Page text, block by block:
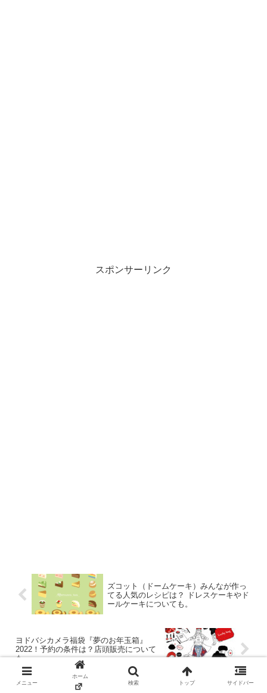
スポンサーリンク
ズコット（ドームケーキ）みんなが作っ
てる人気のレシピは？ ドレスケーキやド
ールケーキについても。
ヨドバシカメラ福袋『夢のお年玉箱』
2022！予約の条件は？店頭販売について
も。
メニュー
ホーム
検索
トップ サイドバー